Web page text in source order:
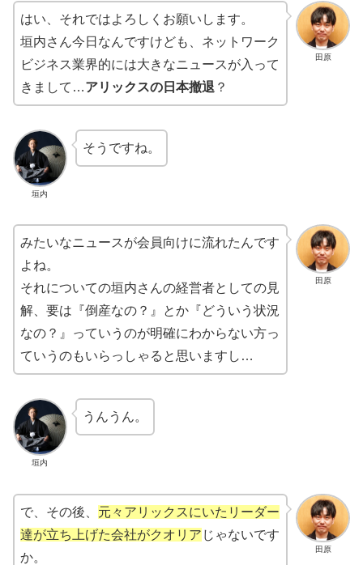
田原
はい、それではよろしくお願いします。
垣内さん今日なんですけども、ネットワーク
ビジネス業界的には大きなニュースが入って
きまして…アリックスの日本撤退 ？
垣内
そうですね。
田原
みたいなニュースが会員向けに流れたんです
よね。
それについての垣内さんの経営者としての見
解、要は『倒産なの？』とか『どういう状況
なの？』っていうのが明確にわからない方っ
ていうのもいらっしゃると思いますし…
垣内
うんうん。
田原
で、その後、 元々アリックスにいたリーダー
達が立ち上げた会社がクオリア じゃないです
か。